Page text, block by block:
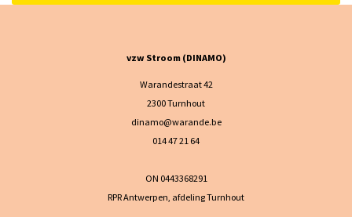
vzw Stroom (DINAMO)
Warandestraat 42
2300 Turnhout
dinamo@warande.be
014 47 21 64
ON 0443368291
RPR Antwerpen, afdeling Turnhout